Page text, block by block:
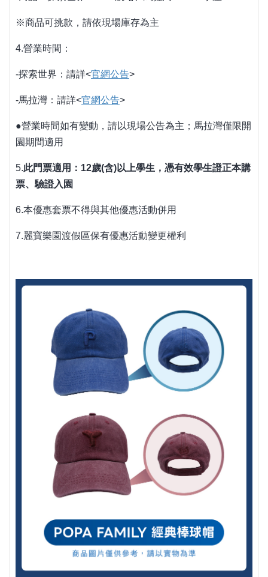
※商品可挑款，請依現場庫存為主
4.營業時間：
-探索世界：請詳<官網公告>
-馬拉灣：請詳<官網公告>
●營業時間如有變動，請以現場公告為主；馬拉灣僅限開
園期間適用
5.此門票適用： 12歲(含)以上學生，憑有效學生證正本購
票、驗證入園
6.本優惠套票不得與其他優惠活動併用
7.麗寶樂園渡假區保有優惠活動變更權利